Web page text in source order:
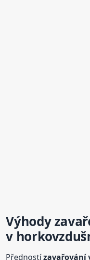
Výhody
v
Přednostízavařování